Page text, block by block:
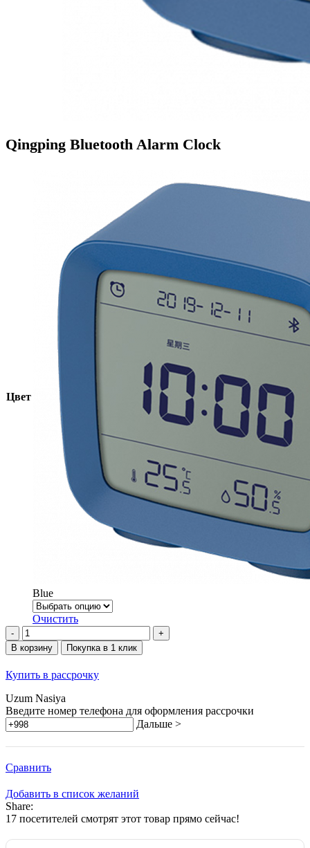
Qingping Bluetooth Alarm Clock
Цвет
Blue
Очистить
Количество
товара
Qingping
Alarm
Clock
В корзину Покупка в 1 клик
Купить в рассрочку
Uzum Nasiya
Введите номер телефона для оформления рассрочки
Дальше >
Сравнить
Добавить в список желаний
Share:
17 посетителей смотрят этот товар прямо сейчас!